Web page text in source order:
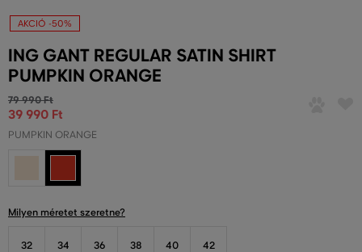
AKCIÓ -50%
ING GANT REGULAR SATIN SHIRT
PUMPKIN ORANGE
79 990 Ft
39 990 Ft
PUMPKIN ORANGE
Milyen méretet szeretne?
32 34 36 38 40 42